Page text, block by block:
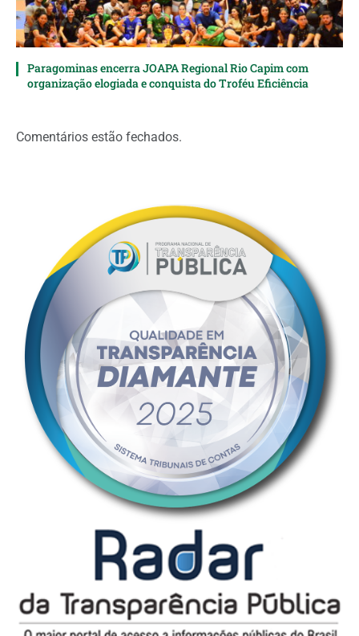
Paragominas encerra JOAPA Regional Rio Capim com
organização elogiada e conquista do Troféu Eficiência
Comentários estão fechados.